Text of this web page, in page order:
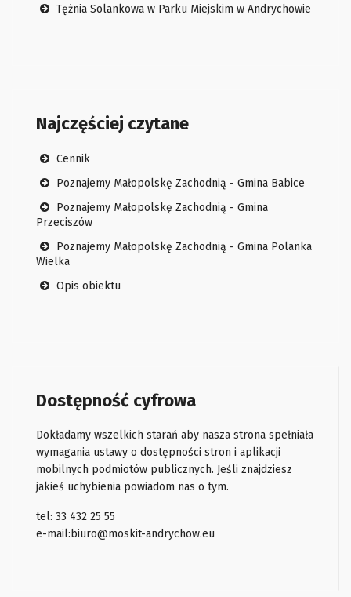
Tężnia Solankowa w Parku Miejskim w Andrychowie
Najczęściej czytane
Cennik
Poznajemy Małopolskę Zachodnią - Gmina Babice
Poznajemy Małopolskę Zachodnią - Gmina
Przeciszów
Poznajemy Małopolskę Zachodnią - Gmina Polanka
Wielka
Opis obiektu
Dostępność cyfrowa
Dokładamy wszelkich starań aby nasza strona spełniała
wymagania ustawy o dostępności stron i aplikacji
mobilnych podmiotów publicznych. Jeśli znajdziesz
jakieś uchybienia powiadom nas o tym.
tel: 33 432 25 55
e-mail: biuro@moskit-andrychow.eu